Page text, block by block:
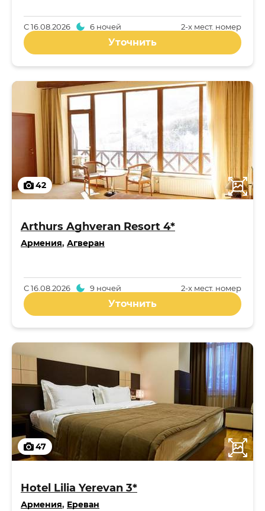
2-x мест. номер
С16.08.2026 6 ночей
Уточнить
42
Arthurs Aghveran Resort 4*
Армения, Агверан
2-x мест. номер
С16.08.2026 9 ночей
Уточнить
47
Hotel Lilia Yerevan 3*
Армения, Ереван